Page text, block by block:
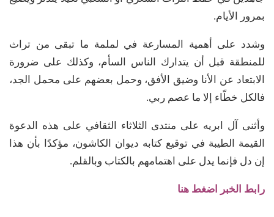
بمرور الأيام.
وشدد على أهمية المسارعة في لملمة ما تبقى من تراث
للمنطقة قبل أن يتدارك الناس السأم، وكذلك على ضرورة
الابتعاد عن الأنا وضيق الأفق، وحمل بعضهم على محمل الجد،
فالكل خطّاء إلا ما عصم ربي.
وأثنى آل ابريه على منتدى الثلاثاء الثقافي على هذه الدعوة
القيمة الطيبة في توقيع كتابه ديوان الكاشون، مؤكدًا بأن هذا
إن دل فإنما يدل على اهتمامهم بالكتاب وبالقلم.
رابط الخبر اضغط هنا